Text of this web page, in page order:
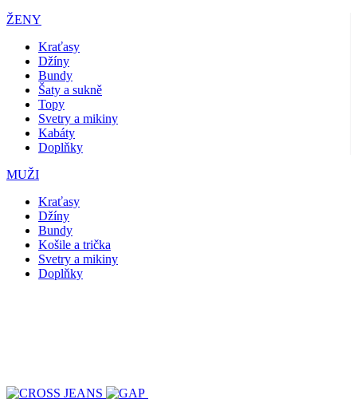
ŽENY
Kraťasy
Džíny
Bundy
Šaty a sukně
Topy
Svetry a mikiny
Kabáty
Doplňky
MUŽI
Kraťasy
Džíny
Bundy
Košile a trička
Svetry a mikiny
Doplňky